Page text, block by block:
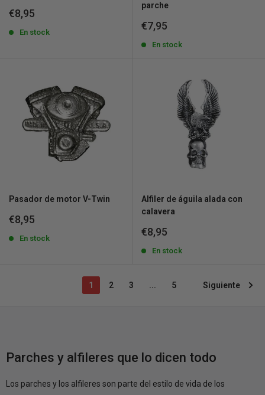
Precio
venta
€8,95
En stock
parche
Precio
venta
€7,95
En stock
Pasador de motor V-Twin
Precio
venta
€8,95
En stock
Alfiler de águila alada con
calavera
Precio
venta
€8,95
En stock
1 2 3 ... 5 Siguiente
Parches y alfileres que lo dicen todo
Los parches y los alfileres son parte del estilo de vida de los